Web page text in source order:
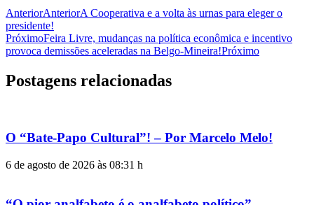
AnteriorAnteriorA Cooperativa e a volta às urnas para eleger o
presidente!
PróximoFeira Livre, mudanças na política econômica e incentivo
provoca demissões aceleradas na Belgo-Mineira!Próximo
Postagens relacionadas
O “Bate-Papo Cultural”! – Por Marcelo Melo!
6 de agosto de 2026 às 08:31 h